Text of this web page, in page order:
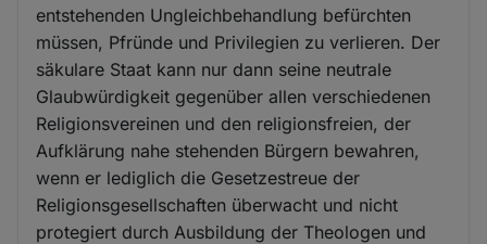
entstehenden Ungleichbehandlung befürchten
müssen, Pfründe und Privilegien zu verlieren. Der
säkulare Staat kann nur dann seine neutrale
Glaubwürdigkeit gegenüber allen verschiedenen
Religionsvereinen und den religionsfreien, der
Aufklärung nahe stehenden Bürgern bewahren,
wenn er lediglich die Gesetzestreue der
Religionsgesellschaften überwacht und nicht
protegiert durch Ausbildung der Theologen und